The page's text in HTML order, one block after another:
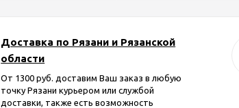
Доставка по Рязани и Рязанской
области
От 1300 руб. доставим Ваш заказ в любую
точку Рязани курьером или службой
доставки, также есть возможность